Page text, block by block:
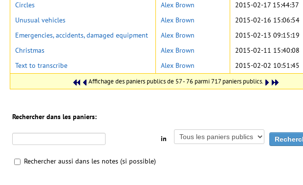
Affichage des paniers publics de 57 - 76 parmi 717 paniers publics.
Circles
Alex Brown 2015-02-17 15:44:37
Unusual vehicles
Alex Brown 2015-02-16 15:06:54
Emergencies, accidents, damaged equipment
Alex Brown 2015-02-13 09:15:19
Christmas
Alex Brown 2015-02-11 15:40:08
Text to transcribe
Alex Brown 2015-02-02 10:51:45
Rechercher dans les paniers:
in
Rechercher aussi dans les notes (si possible)